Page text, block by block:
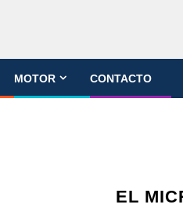
MOTOR CONTACTO
EL